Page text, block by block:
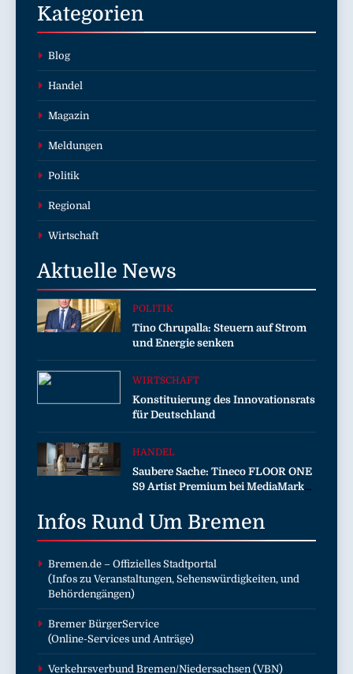
Kategorien
Blog
Handel
Magazin
Meldungen
Politik
Regional
Wirtschaft
Aktuelle News
POLITIK
Tino Chrupalla: Steuern auf Strom
und Energie senken
WIRTSCHAFT
Konstituierung des Innovationsrats
für Deutschland
HANDEL
Saubere Sache: Tineco FLOOR ONE
S9 Artist Premium bei MediaMarkt
Infos Rund Um Bremen
Bremen.de – Offizielles Stadtportal
(Infos zu Veranstaltungen, Sehenswürdigkeiten, und
Behördengängen)
Bremer BürgerService
(Online-Services und Anträge)
Verkehrsverbund Bremen/Niedersachsen (VBN)